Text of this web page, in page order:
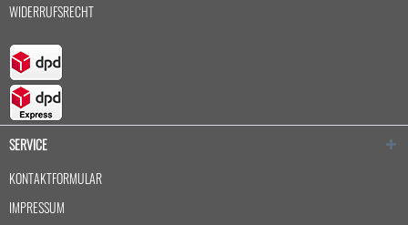
WIDERRUFSRECHT
SERVICE
KONTAKTFORMULAR
IMPRESSUM